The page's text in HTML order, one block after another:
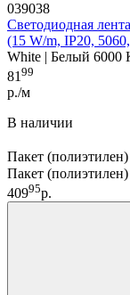
039038
Светодиодная
(15 W/m, IP20,
White | Белый 6000
8199
р./м
В наличии
Пакет
Пакет
40995р.